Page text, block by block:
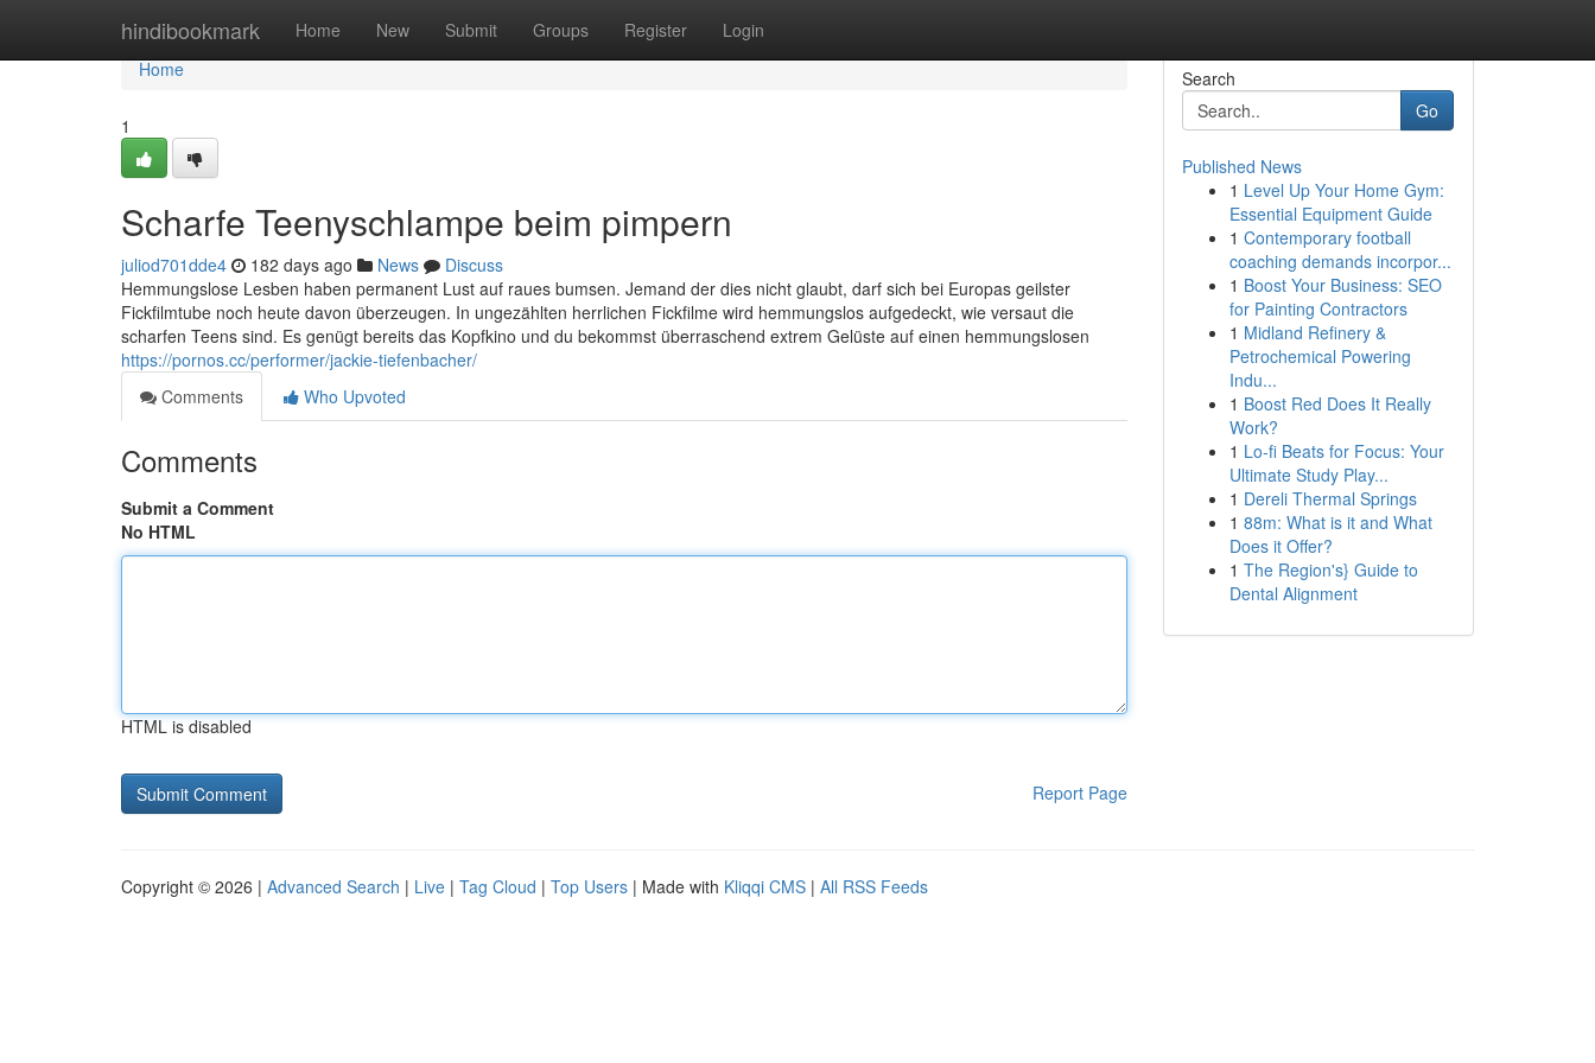
hindibookmark Home New Submit Groups Register Login
Home
Home
1
Scharfe Teenyschlampe beim pimpern
juliod701dde4 182 days ago News
Discuss
Hemmungslose Lesben haben permanent Lust auf raues bumsen. Jemand der dies nicht glaubt, darf sich bei Europas geilster
Fickfilmtube noch heute davon überzeugen. In ungezählten herrlichen Fickfilme wird hemmungslos aufgedeckt, wie versaut die
scharfen Teens sind. Es genügt bereits das Kopfkino und du bekommst überraschend extrem Gelüste auf einen hemmungslosen
https://pornos.cc/performer/jackie-tiefenbacher/
Comments
Who Upvoted
Comments
Submit a Comment
No HTML
HTML is disabled
Report Page
Search
Go
Published News
1 Level Up Your Home Gym:
Essential Equipment Guide
1 Contemporary football
coaching demands incorpor...
1 Boost Your Business: SEO
for Painting Contractors
1 Midland Refinery &
Petrochemical Powering
Indu...
1 Boost Red Does It Really
Work?
1 Lo-fi Beats for Focus: Your
Ultimate Study Play...
1 Dereli Thermal Springs
1 88m: What is it and What
Does it Offer?
1 The Region's} Guide to
Dental Alignment
Copyright © 2026 | Advanced Search | Live | Tag Cloud | Top Users | Made with Kliqqi CMS | All RSS Feeds